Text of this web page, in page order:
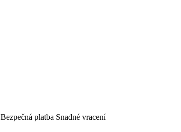
Bezpečná platba Snadné vracení